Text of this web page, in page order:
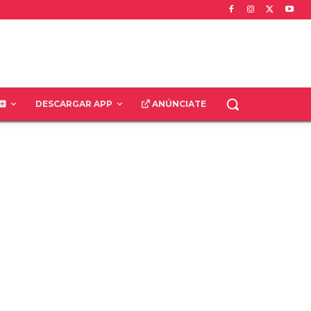
DESCARGAR APP ANÚNCIATE